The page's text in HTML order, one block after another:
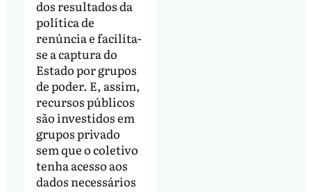
dos resultados da
política de
renúncia e facilita-
se a captura do
Estado por grupos
de poder. E, assim,
recursos públicos
são investidos em
grupos privado
sem que o coletivo
tenha acesso aos
dados necessários